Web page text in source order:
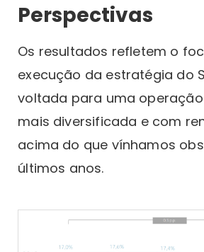
Perspectivas
Os resultados refletem o
execução da estratégia do
voltada para uma
mais diversificada e com
acima do que vínhamos
últimos anos.